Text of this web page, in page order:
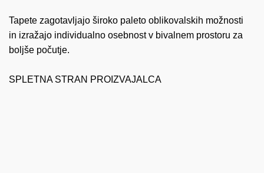
Tapete zagotavljajo široko paleto oblikovalskih možnosti
in izražajo individualno osebnost v bivalnem prostoru za
boljše počutje.
SPLETNA STRAN PROIZVAJALCA